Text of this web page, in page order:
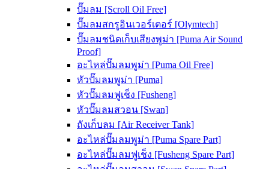
ปั๊มลม [Scroll Oil Free]
ปั๊มลมสกรูอินเวอร์เตอร์ [Olymtech]
ปั๊มลมชนิดเก็บเสียงพูม่า [Puma Air Sound
Proof]
อะไหล่ปั๊มลมพูม่า [Puma Oil Free]
หัวปั๊มลมพูม่า [Puma]
หัวปั๊มลมฟูเช็ง [Fusheng]
หัวปั๊มลมสวอน [Swan]
ถังเก็บลม [Air Receiver Tank]
อะไหล่ปั๊มลมพูม่า [Puma Spare Part]
อะไหล่ปั๊มลมฟูเช็ง [Fusheng Spare Part]